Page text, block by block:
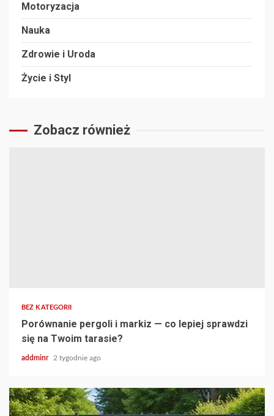
Motoryzacja
Nauka
Zdrowie i Uroda
Życie i Styl
Zobacz również
BEZ KATEGORII
Porównanie pergoli i markiz — co lepiej sprawdzi
się na Twoim tarasie?
addminr 2 tygodnie ago